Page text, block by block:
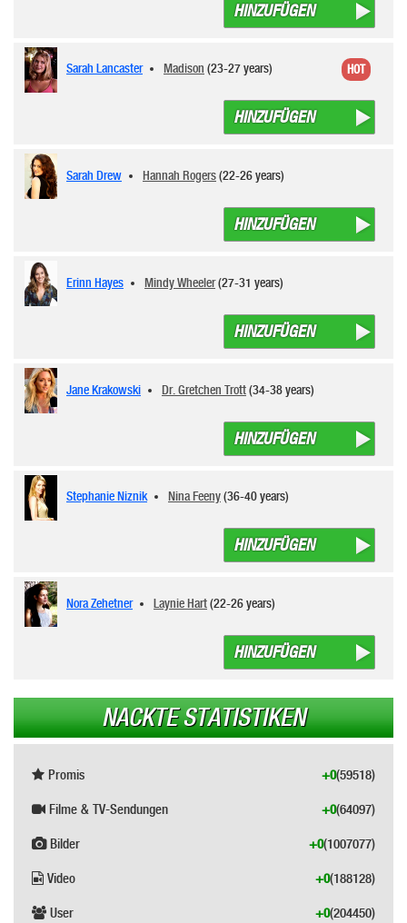
HINZUFÜGEN
Sarah Lancaster Madison (23-27 years)
HINZUFÜGEN
HOT
Sarah Drew Hannah Rogers(22-26 years)
HINZUFÜGEN
Erinn Hayes Mindy Wheeler(27-31 years)
HINZUFÜGEN
Jane Krakowski Dr. Gretchen Trott(34-38 years)
HINZUFÜGEN
Stephanie Niznik Nina Feeny(36-40 years)
HINZUFÜGEN
Nora Zehetner Laynie Hart(22-26 years)
HINZUFÜGEN
NACKTE STATISTIKEN
Promis (59518)
+0
Filme & TV-Sendungen (64097)
+0
Bilder (1007077)
+0
Video (188128)
+0
User (204450)
+0